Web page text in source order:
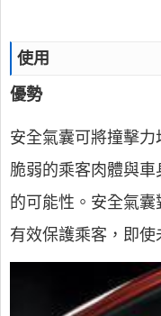
使用
優勢
安全氣囊可將撞擊
脆弱的乘客肉體與
的可能性。安全氣
有效保護乘客，即使